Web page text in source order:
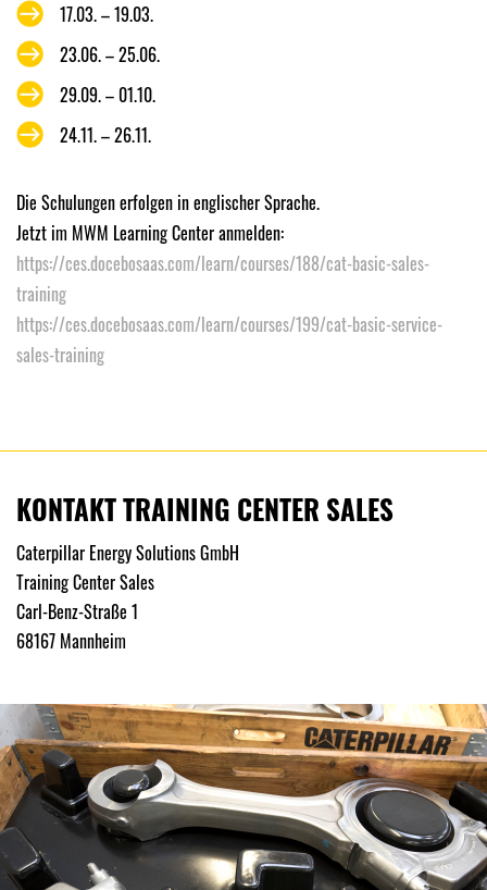
17.03. – 19.03.
23.06. – 25.06.
29.09. – 01.10.
24.11. – 26.11.
Die Schulungen erfolgen in englischer Sprache.
Jetzt im MWM Learning Center anmelden:
https://ces.docebosaas.com/learn/courses/188/cat-basic-sales-
training
https://ces.docebosaas.com/learn/courses/199/cat-basic-service-
sales-training
KONTAKT TRAINING CENTER SALES
Caterpillar Energy Solutions GmbH
Training Center Sales
Carl-Benz-Straße 1
68167 Mannheim